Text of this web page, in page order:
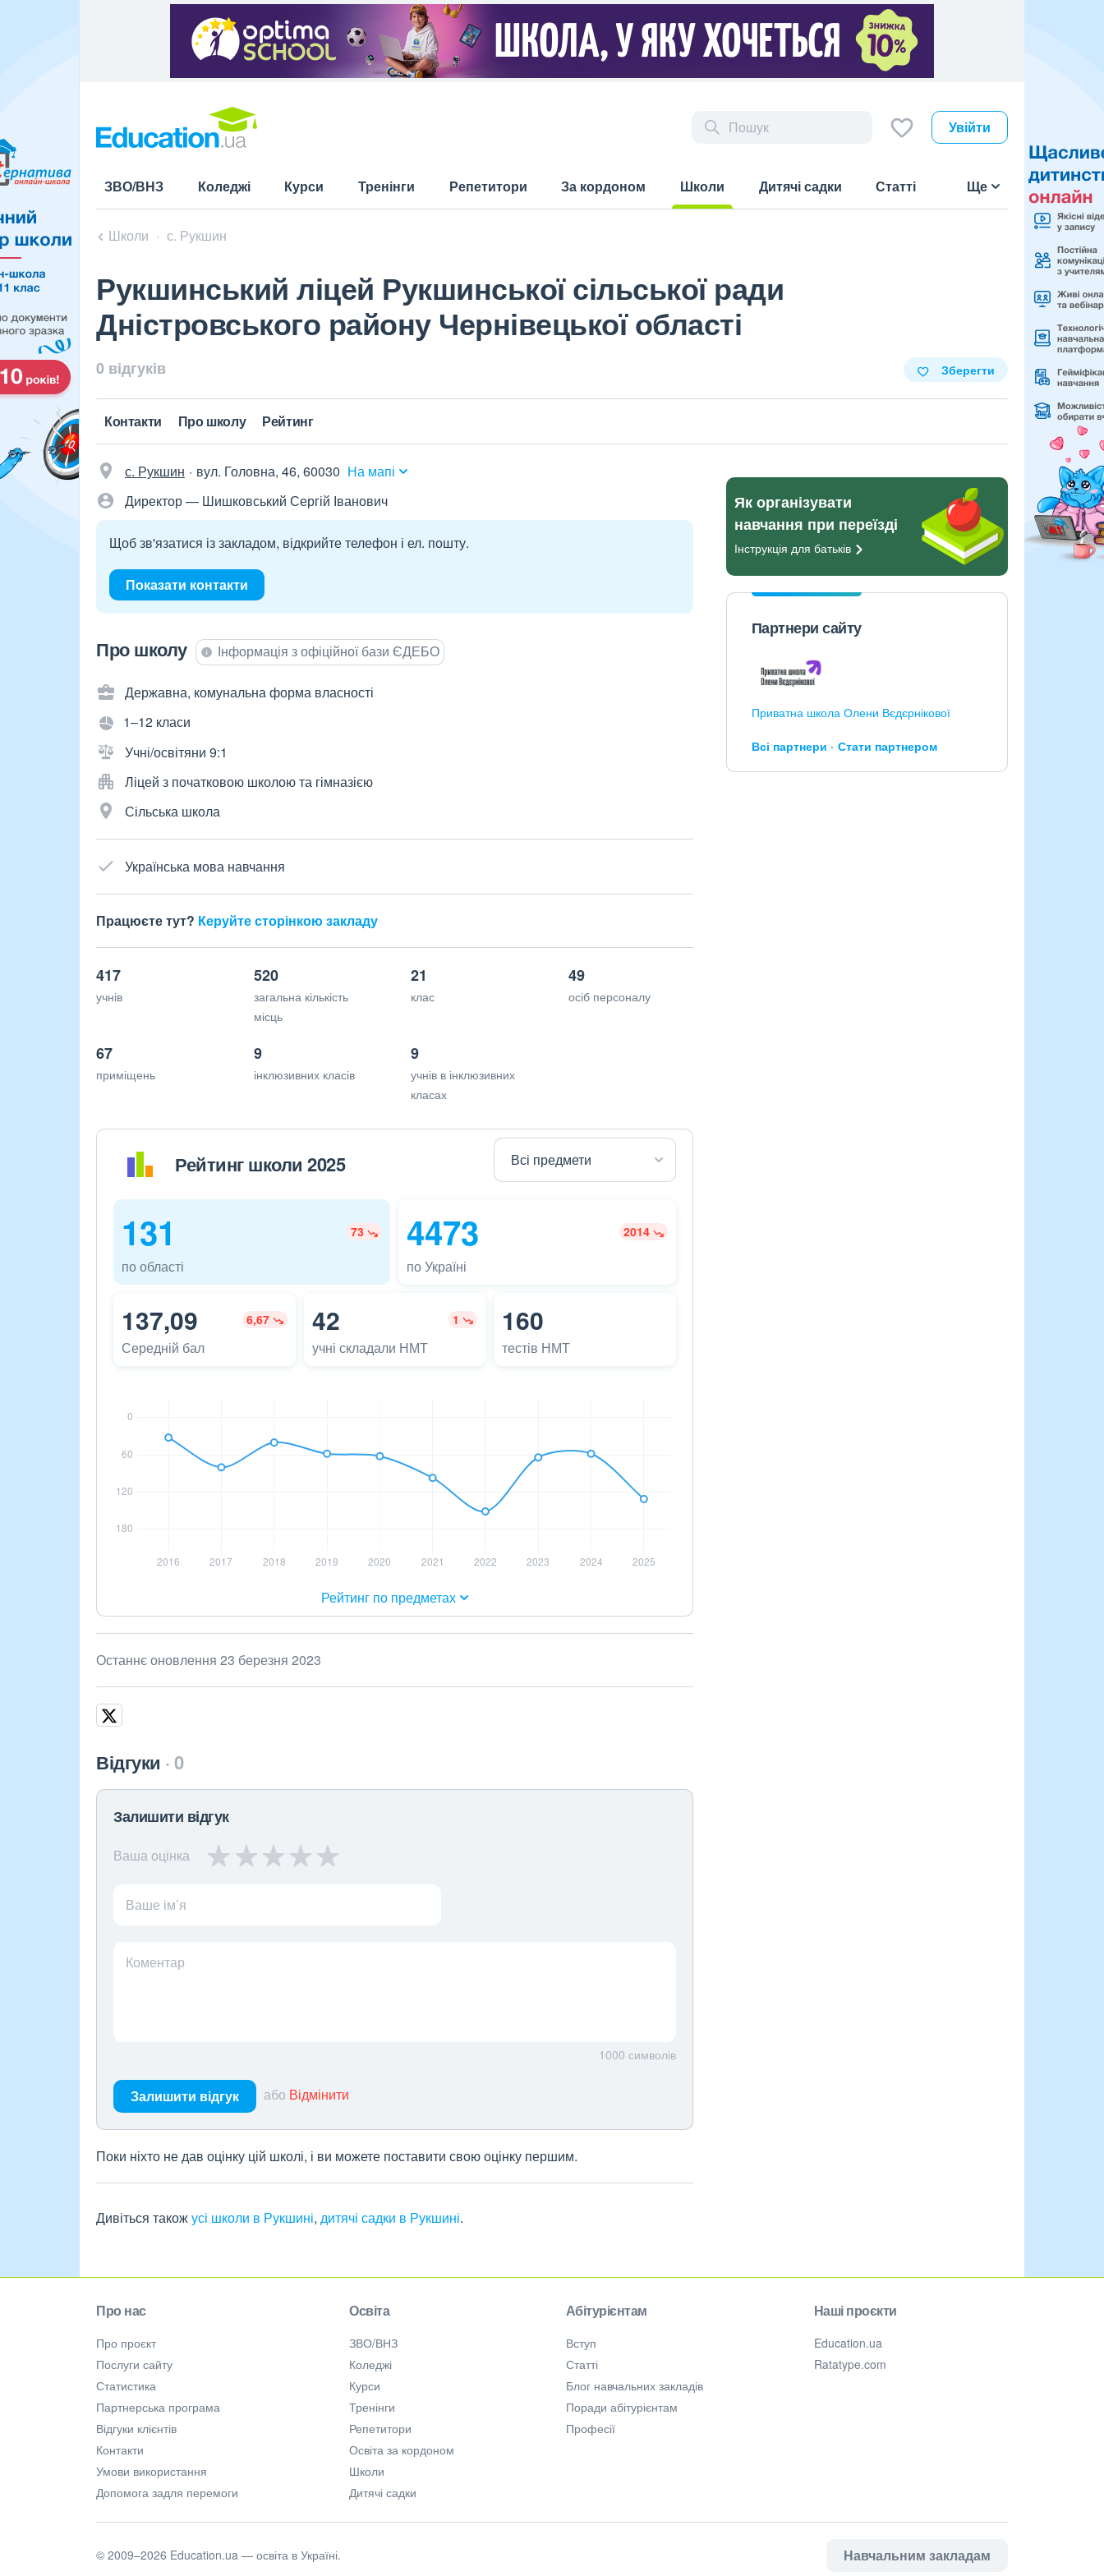
Увійти
ЗВО/ВНЗ Коледжі Курси Тренінги Репетитори За кордоном
Школи
Дитячі садки Статті Ще
Школи с. Рукшин
Рукшинський ліцей Рукшинської сільської ради
Дністровського району Чернівецької області
0 відгуків Зберегти
Контакти Про школу Рейтинг
с. Рукшин вул. Головна, 46, 60030 На мапі
Директор — Шишковський Сергій Іванович
Щоб зв'язатися із закладом, відкрийте телефон і ел. пошту.
Показати контакти
Про школу Інформація з офіційної бази ЄДЕБО
Державна, комунальна форма власності
1–12 класи
Учні/освітяни 9:1
Ліцей з початковою школою та гімназією
Сільська школа
Українська мова навчання
Працюєте тут? Керуйте сторінкою закладу
417
учнів
520
загальна кількість
місць
21
клас
49
осіб персоналу
67
приміщень
9
інклюзивних класів
9
учнів в інклюзивних
класах
Рейтинг школи 2025
131 73
по області
4473 2014
по Україні
137,09 6,67
Середній бал
42 1
учні складали НМТ
160
тестів НМТ
Рейтинг по предметах
Останнє оновлення 23 березня 2023
Відгуки 0
Залишити відгук
Ваша оцінка
Ваше ім’я
Коментар
1000 символів
Залишити відгук або Відмінити
Поки ніхто не дав оцінку цій школі, і ви можете поставити свою оцінку першим.
Дивіться такожусі школи в Рукшині, дитячі садки в Рукшині.
Як організувати
навчання при переїзді
Інструкція для батьків
Партнери сайту
Приватна школа Олени Вєдєрнікової
Всі партнери Стати партнером
Про нас
Про проєкт
Послуги сайту
Статистика
Партнерська програма
Відгуки клієнтів
Контакти
Умови використання
Допомога задля перемоги
Освіта
ЗВО/ВНЗ
Коледжі
Курси
Тренінги
Репетитори
Освіта за кордоном
Школи
Дитячі садки
Абітурієнтам
Вступ
Статті
Блог навчальних закладів
Поради абітурієнтам
Професії
Наші проєкти
Education.ua
Ratatype.com
Навчальним закладам
© 2009–2026 Education.ua — освіта в Україні.